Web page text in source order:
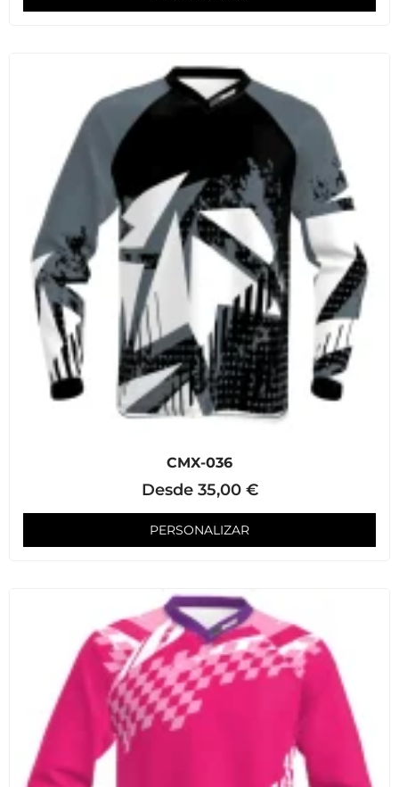
CMX-036
Desde 35,00 €
PERSONALIZAR